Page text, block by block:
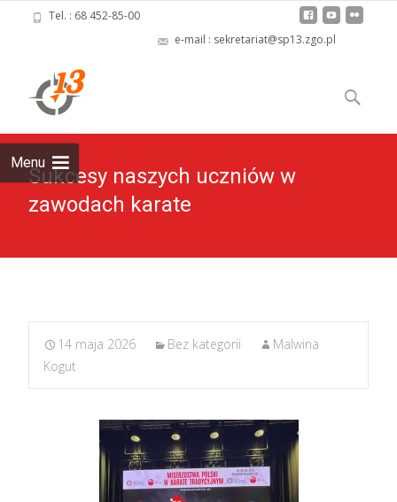
Tel. : 68 452-85-00
e-mail : sekretariat@sp13.zgo.pl
Menu
to
content
Szukaj:
Sukcesy naszych uczniów w
zawodach karate
14 maja 2026 Bez kategorii
Malwina
Kogut